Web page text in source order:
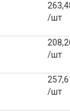
/шт
/шт
/шт